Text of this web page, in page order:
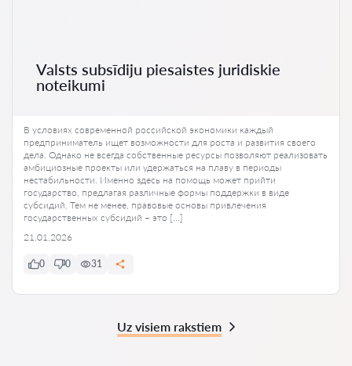
Valsts subsīdiju piesaistes juridiskie
noteikumi
В условиях современной российской экономики каждый
предприниматель ищет возможности для роста и развития своего
дела. Однако не всегда собственные ресурсы позволяют реализовать
амбициозные проекты или удержаться на плаву в периоды
нестабильности. Именно здесь на помощь может прийти
государство, предлагая различные формы поддержки в виде
субсидий. Тем не менее, правовые основы привлечения
государственных субсидий – это […]
21.01.2026
0 0 31
Uz visiem rakstiem